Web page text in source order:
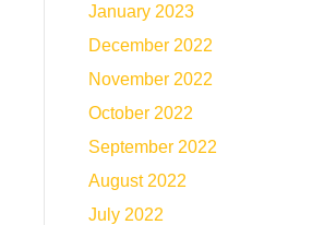
January 2023
December 2022
November 2022
October 2022
September 2022
August 2022
July 2022